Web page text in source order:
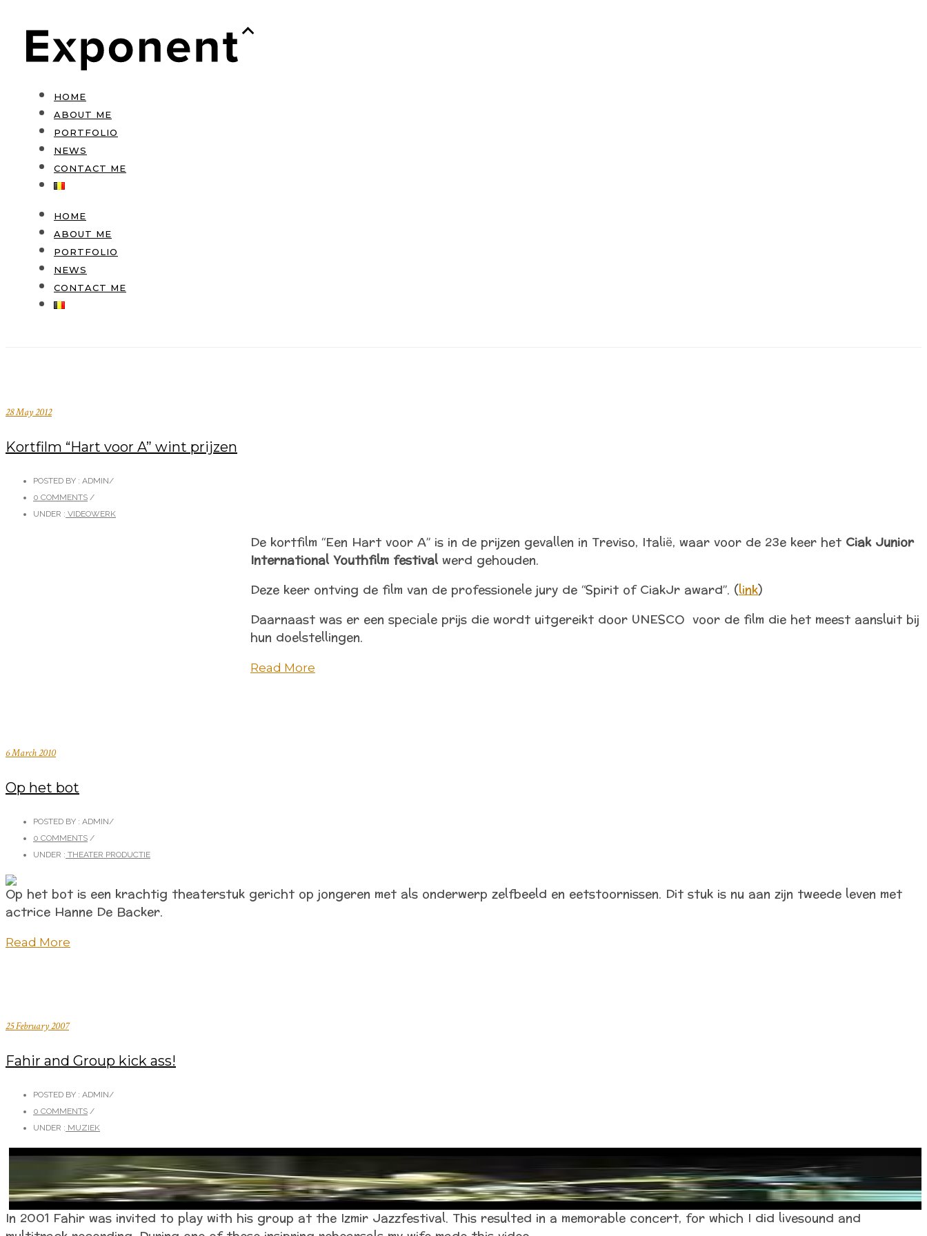
HOME
ABOUT ME
PORTFOLIO
NEWS
CONTACT ME
HOME
ABOUT ME
PORTFOLIO
NEWS
CONTACT ME
28 May 2012
Kortfilm “Hart voor A” wint prijzen
POSTED BY : ADMIN/
0 COMMENTS /
UNDER : VIDEOWERK
De kortfilm “Een Hart voor A” is in de prijzen gevallen in Treviso, Italië, waar voor de 23e keer het Ciak Junior
International Youthfilm festivalwerd gehouden.
Deze keer ontving de film van de professionele jury de “Spirit of CiakJr award”. (link)
Daarnaast was er een speciale prijs die wordt uitgereikt door UNESCO voor de film die het meest aansluit bij
hun doelstellingen.
Read More
6 March 2010
Op het bot
POSTED BY : ADMIN/
0 COMMENTS /
UNDER : THEATER PRODUCTIE
Op het bot is een krachtig theaterstuk gericht op jongeren met als onderwerp zelfbeeld en eetstoornissen. Dit stuk is nu aan zijn tweede leven met
actrice Hanne De Backer.
Read More
25 February 2007
Fahir and Group kick ass!
POSTED BY : ADMIN/
0 COMMENTS /
UNDER : MUZIEK
In 2001 Fahir was invited to play with his group at the Izmir Jazzfestival. This resulted in a memorable concert, for which I did livesound and